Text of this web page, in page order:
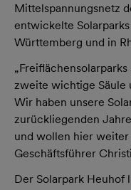
Mittelspannungsnetz
entwickelte
Württemberg und in
zweite wichtige Säule
Wir haben unsere
zurückliegenden
und wollen hier weiter
Geschäftsführer
Der Solarpark